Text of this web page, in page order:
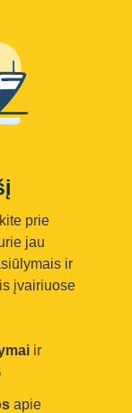
prie
jau
ir
įvairiuose
ir
apie